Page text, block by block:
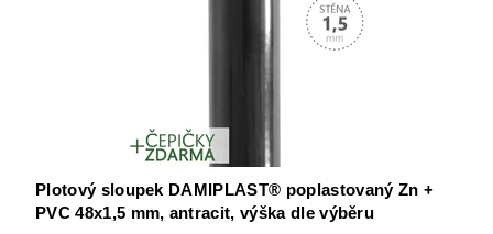
Plotový sloupek DAMIPLAST® poplastovaný Zn +
PVC 48x1,5 mm, antracit, výška dle výběru